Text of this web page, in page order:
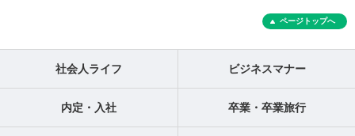
ページトップへ
社会人ライフ ビジネスマナー
内定・入社 卒業・卒業旅行